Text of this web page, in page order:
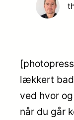
lækkert
ved hvor
når du går